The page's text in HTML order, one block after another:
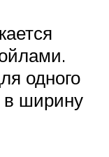
одного
в ширину